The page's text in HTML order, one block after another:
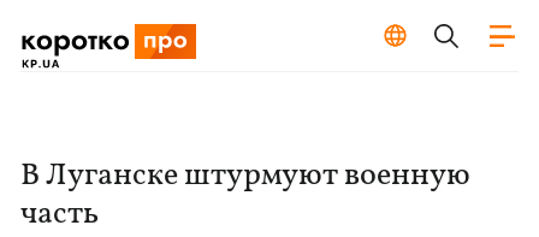
В Луганске штурмуют военную
часть